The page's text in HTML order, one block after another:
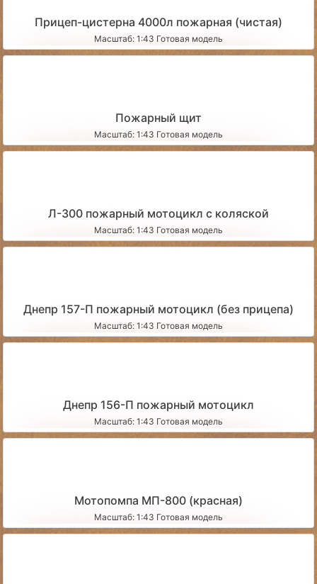
Прицеп-цистерна 4000л пожарная (чистая)
Масштаб: 1:43 Готовая модель
Пожарный щит
Масштаб: 1:43 Готовая модель
Л-300 пожарный мотоцикл с коляской
Масштаб: 1:43 Готовая модель
Днепр 157-П пожарный мотоцикл (без прицепа)
Масштаб: 1:43 Готовая модель
Днепр 156-П пожарный мотоцикл
Масштаб: 1:43 Готовая модель
Мотопомпа МП-800 (красная)
Масштаб: 1:43 Готовая модель